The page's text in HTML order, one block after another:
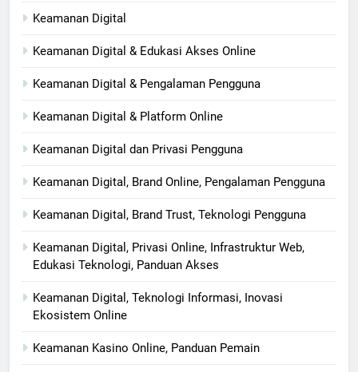
Keamanan Digital
Keamanan Digital & Edukasi Akses Online
Keamanan Digital & Pengalaman Pengguna
Keamanan Digital & Platform Online
Keamanan Digital dan Privasi Pengguna
Keamanan Digital, Brand Online, Pengalaman Pengguna
Keamanan Digital, Brand Trust, Teknologi Pengguna
Keamanan Digital, Privasi Online, Infrastruktur Web,
Edukasi Teknologi, Panduan Akses
Keamanan Digital, Teknologi Informasi, Inovasi
Ekosistem Online
Keamanan Kasino Online, Panduan Pemain